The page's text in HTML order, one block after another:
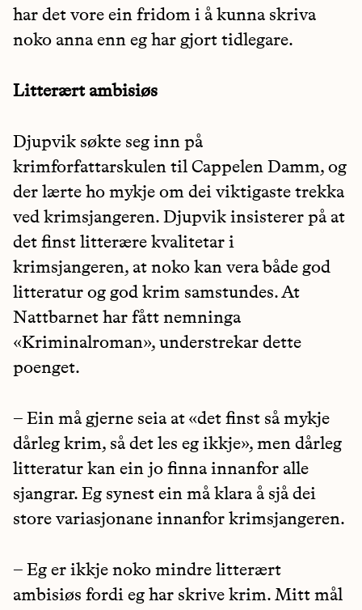
har det vore ein fridom i å kunna skriva
noko anna enn eg har gjort tidlegare.
Litterært ambisiøs
Djupvik søkte seg inn på
krimforfattarskulen til Cappelen Damm, og
der lærte ho mykje om dei viktigaste trekka
ved krimsjangeren. Djupvik insisterer på at
det finst litterære kvalitetar i
krimsjangeren, at noko kan vera både god
litteratur og god krim samstundes. At
Nattbarnet har fått nemninga
«Kriminalroman», understrekar dette
poenget.
– Ein må gjerne seia at «det finst så mykje
dårleg krim, så det les eg ikkje», men dårleg
litteratur kan ein jo finna innanfor alle
sjangrar. Eg synest ein må klara å sjå dei
store variasjonane innanfor krimsjangeren.
– Eg er ikkje noko mindre litterært
ambisiøs fordi eg har skrive krim. Mitt mål